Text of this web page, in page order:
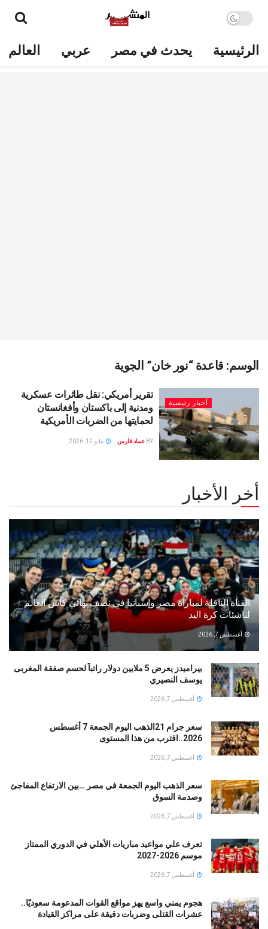
الرئيسية يحدث في مصر عربي العالم
الوسم: قاعدة “نور خان” الجوية
أخبار رئيسية
تقرير أمريكي: نقل طائرات عسكرية
ومدنية إلى باكستان وأفغانستان
لحمايتها من الضربات الأمريكية
BY عماد فارس مايو 12, 2026
أخر الأخبار
القناة الناقلة لمباراة مصر وإسبانيا فى نصف نهائي كأس العالم
لناشئات كرة اليد
أغسطس 7, 2026
بيراميدز يعرض 5 ملايين دولار راتباً لحسم صفقة المغربى
يوسف النصيري
أغسطس 7, 2026
سعر جرام 21الذهب اليوم الجمعة 7 أغسطس
2026..اقترب من هذا المستوى
أغسطس 7, 2026
سعر الذهب اليوم الجمعة في مصر …بين الارتفاع المفاجئ
وصدمة السوق
أغسطس 7, 2026
تعرف علي مواعيد مباريات الأهلي في الدوري الممتاز
موسم 2026-2027
أغسطس 7, 2026
هجوم يمني واسع يهز مواقع القوات المدعومة سعوديًا..
عشرات القتلى وضربات دقيقة على مراكز القيادة